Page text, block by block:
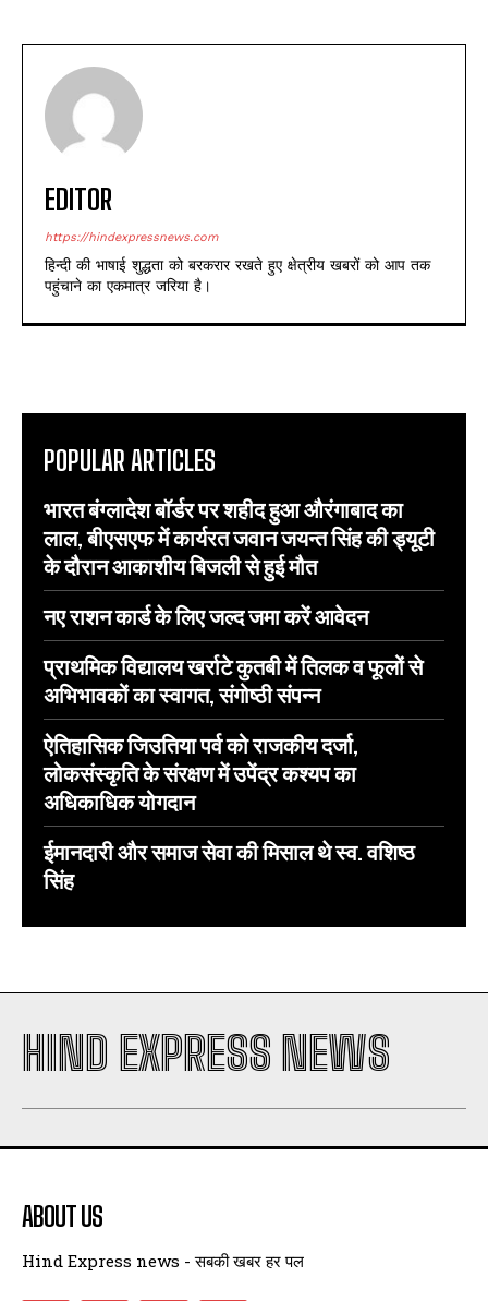
EDITOR
https://hindexpressnews.com
हिन्दी की भाषाई शुद्धता को बरकरार रखते हुए क्षेत्रीय खबरों को आप तक
पहुंचाने का एकमात्र जरिया है।
POPULAR ARTICLES
भारत बंग्लादेश बॉर्डर पर शहीद हुआ औरंगाबाद का
लाल, बीएसएफ में कार्यरत जवान जयन्त सिंह की ड्यूटी
के दौरान आकाशीय बिजली से हुई मौत
नए राशन कार्ड के लिए जल्द जमा करें आवेदन
प्राथमिक विद्यालय खर्राटे कुतबी में तिलक व फूलों से
अभिभावकों का स्वागत, संगोष्ठी संपन्न
ऐतिहासिक जिउतिया पर्व को राजकीय दर्जा,
लोकसंस्कृति के संरक्षण में उपेंद्र कश्यप का
अधिकाधिक योगदान
ईमानदारी और समाज सेवा की मिसाल थे स्व. वशिष्ठ
सिंह
HIND EXPRESS NEWS
ABOUT US
Hind Express news - सबकी खबर हर पल